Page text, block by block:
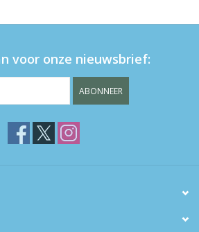
voor onze nieuwsbrief:
ABONNEER